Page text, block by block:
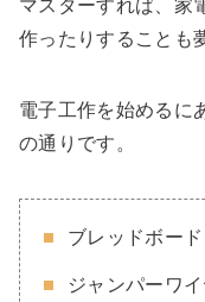
マスターすれば、家
作ったりすることも
電子工作を始めるに
の通りです。
ブレッドボード
ジャンパーワ